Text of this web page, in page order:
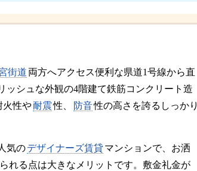
街道 両方へアクセス便利な県道1号線から直
ッシュな外観の4階建て鉄筋コンクリート造
火性や耐震性、 防音性の高さを誇るしっかり
気のデザイナーズ賃貸マンションで、お洒
れる点は大きなメリットです。敷金礼金が